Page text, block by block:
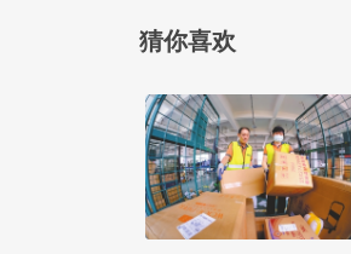
猜你喜欢